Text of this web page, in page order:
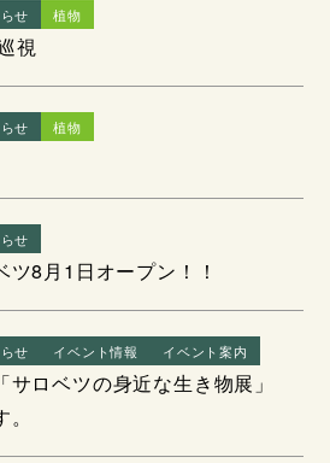
せ 植物
視
せ 植物
せ
ツ8月1日オープン！！
せ イベント情報 イベント案内
ロベツの身近な生き物展」